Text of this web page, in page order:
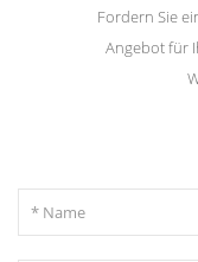
Fordern Sie
Angebot für